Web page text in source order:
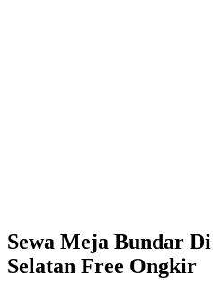
Sewa Meja Bundar
Selatan Free Ongkir